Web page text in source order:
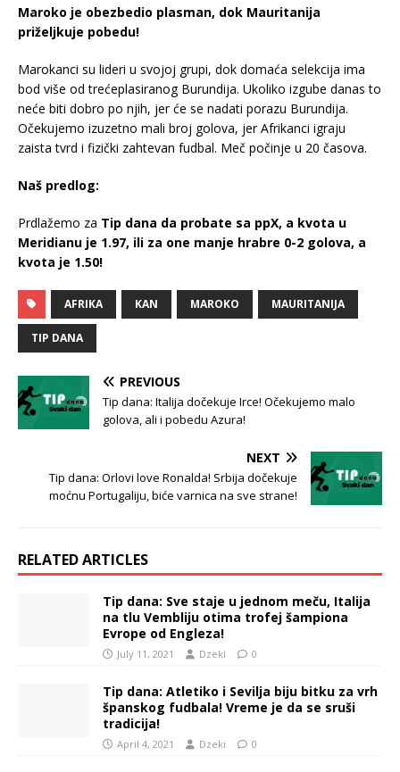
Maroko je obezbedio plasman, dok Mauritanija
priželjkuje pobedu!
Marokanci su lideri u svojoj grupi, dok domaća selekcija ima
bod više od trećeplasiranog Burundija. Ukoliko izgube danas to
neće biti dobro po njih, jer će se nadati porazu Burundija.
Očekujemo izuzetno mali broj golova, jer Afrikanci igraju
zaista tvrd i fizički zahtevan fudbal. Meč počinje u 20 časova.
Naš predlog:
Prdlažemo za Tip dana da probate sa ppX, a kvota u
Meridianu je 1.97, ili za one manje hrabre 0-2 golova, a
kvota je 1.50!
AFRIKA KAN MAROKO MAURITANIJA
TIP DANA
PREVIOUS
Tip dana: Italija dočekuje Irce! Očekujemo malo
golova, ali i pobedu Azura!
NEXT
Tip dana: Orlovi love Ronalda! Srbija dočekuje
moćnu Portugaliju, biće varnica na sve strane!
RELATED ARTICLES
Tip dana: Sve staje u jednom meču, Italija
na tlu Vembliju otima trofej šampiona
Evrope od Engleza!
July 11, 2021 Dzeki 0
Tip dana: Atletiko i Sevilja biju bitku za vrh
španskog fudbala! Vreme je da se sruši
tradicija!
April 4, 2021 Dzeki 0